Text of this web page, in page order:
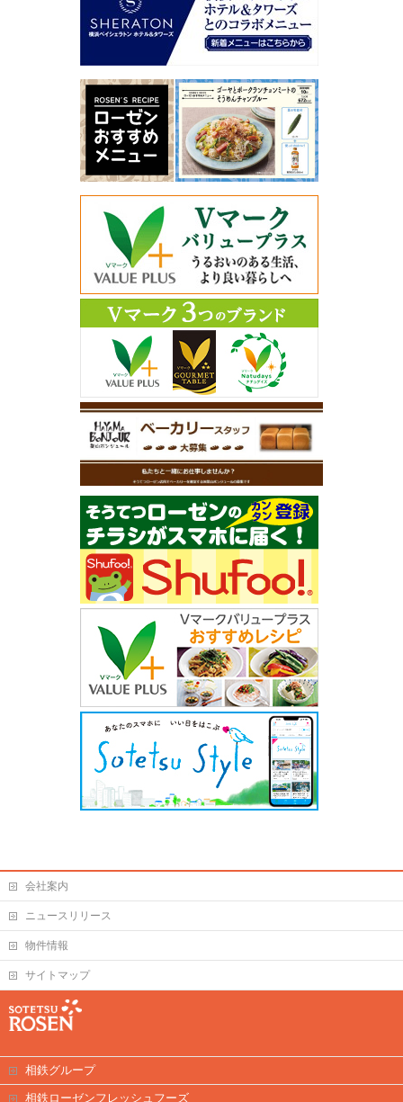
会社案内
ニュースリリース
物件情報
サイトマップ
相鉄グループ
相鉄ローゼンフレッシュフーズ